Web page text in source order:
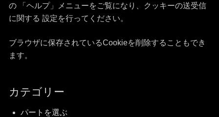
の 「ヘルプ」メニューをご覧になり、クッキーの送受信
に関する 設定を行ってください。
ブラウザに保存されているCookieを削除することもでき
ます。
カテゴリー
パートを選ぶ